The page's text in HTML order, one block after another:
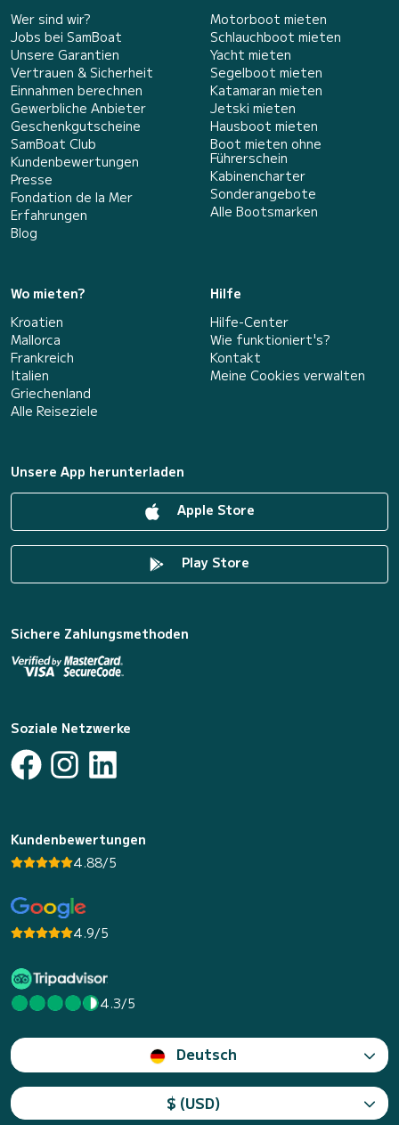
Wer sind wir?
Jobs bei SamBoat
Unsere Garantien
Vertrauen & Sicherheit
Einnahmen berechnen
Gewerbliche Anbieter
Geschenkgutscheine
SamBoat Club
Kundenbewertungen
Presse
Fondation de la Mer
Erfahrungen
Blog
Motorboot mieten
Schlauchboot mieten
Yacht mieten
Segelboot mieten
Katamaran mieten
Jetski mieten
Hausboot mieten
Boot mieten ohne
Führerschein
Kabinencharter
Sonderangebote
Alle Bootsmarken
Wo mieten?
Kroatien
Mallorca
Frankreich
Italien
Griechenland
Alle Reiseziele
Hilfe
Hilfe-Center
Wie funktioniert's?
Kontakt
Meine Cookies verwalten
Unsere App herunterladen
Apple Store
Play Store
Sichere Zahlungsmethoden
Soziale Netzwerke
Kundenbewertungen
4.88/5
4.9/5
4.3/5
Deutsch
$ (USD)